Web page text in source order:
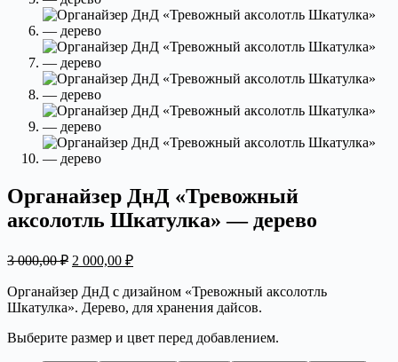
Органайзер ДнД «Тревожный
аксолотль Шкатулка» — дерево
3 000,00₽ Первоначальная
составляла
3
2 000,00 ₽Текущая
2
000,00 ₽.
Органайзер ДнД с дизайном «Тревожный аксолотль
Шкатулка». Дерево, для хранения дайсов.
Выберите размер и цвет перед добавлением.